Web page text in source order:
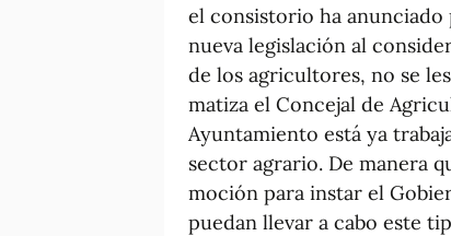
el consistorio ha
nueva legislación al
de los agricultores, no se
matiza el Concejal de
Ayuntamiento está ya
sector agrario. De manera
moción para instar el
puedan llevar a cabo este